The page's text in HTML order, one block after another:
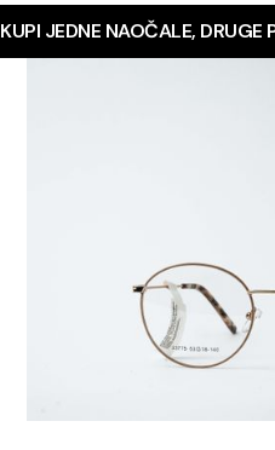
KUPI JEDNE NAOČALE, DRUGE